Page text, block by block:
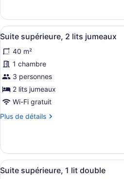
1
lit
double
Suite
Standard,
1
double
Afficher
toutes
les
photos
pour
ce
type
chambre :
2
lits
jumeaux
Un
3
Suite supérieure, 2 lits jumeaux
40 m²
1 chambre
3 personnes
2 lits jumeaux
Wi-Fi gratuit
Plus de détails
Plus
Suite
supérieure,
2
Afficher
toutes
2
Suite supérieure, 1 lit double